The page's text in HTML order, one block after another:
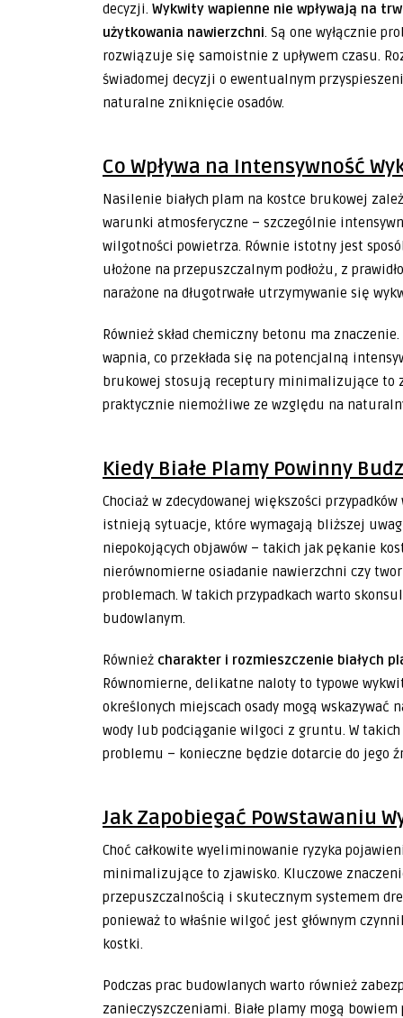
decyzji. Wykwity wapienne nie wpływają na
użytkowania nawierzchni. Są one wyłącznie
rozwiązuje się samoistnie z upływem czasu.
świadomej decyzji o ewentualnym
naturalne zniknięcie osadów.
Co Wpływa na Intensywność
Nasilenie białych plam na kostce brukowej
warunki atmosferyczne – szczególnie
wilgotności powietrza. Równie istotny jest
ułożone na przepuszczalnym podłożu, z
narażone na długotrwałe utrzymywanie się
Również skład chemiczny betonu ma
wapnia, co przekłada się na potencjalną
brukowej stosują receptury minimalizujące to
praktycznie niemożliwe ze względu na
Kiedy Białe Plamy Powinny
Chociaż w zdecydowanej większości
istnieją sytuacje, które wymagają bliższej
niepokojących objawów – takich jak pękanie
nierównomierne osiadanie nawierzchni czy
problemach. W takich przypadkach warto
budowlanym.
Również charakter i rozmieszczenie białych
Równomierne, delikatne naloty to typowe
określonych miejscach osady mogą wskazywać
wody lub podciąganie wilgoci z gruntu. W
problemu – konieczne będzie dotarcie do jego
Jak Zapobiegać Powstawaniu
Choć całkowite wyeliminowanie ryzyka
minimalizujące to zjawisko. Kluczowe
przepuszczalnością i skutecznym systemem
ponieważ to właśnie wilgoć jest głównym
kostki.
Podczas prac budowlanych warto również
zanieczyszczeniami. Białe plamy mogą